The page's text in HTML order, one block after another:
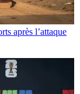
après l’attaque